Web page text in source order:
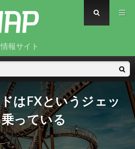
報サイト
はFXというジェッ
っている
ト